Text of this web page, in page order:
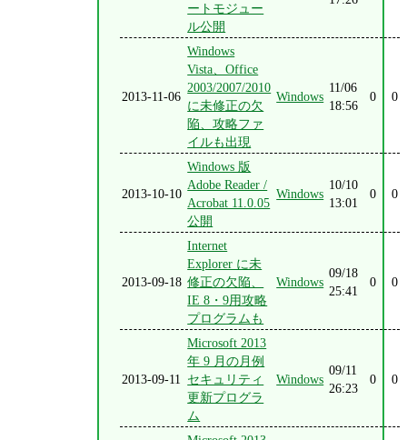
ートモジュー
ル公開
2013-11-06
Windows
Vista、Office
2003/2007/2010
に未修正の欠
陥、攻略ファ
イルも出現
Windows
11/06
18:56
0 0
2013-10-10
Windows 版
Adobe Reader /
Acrobat 11.0.05
公開
Windows
10/10
13:01
0 0
2013-09-18
Internet
Explorer に未
修正の欠陥、
IE 8・9用攻略
プログラムも
Windows
09/18
25:41
0 0
2013-09-11
Microsoft 2013
年 9 月の月例
セキュリティ
更新プログラ
ム
Windows
09/11
26:23
0 0